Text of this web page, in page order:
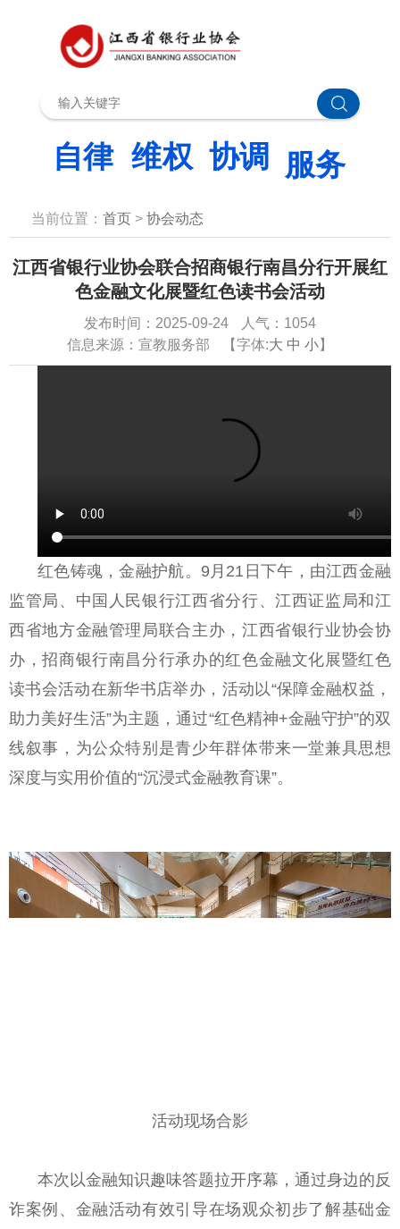
当前位置： 首页 > 协会动态
江西省银行业协会联合招商银行南昌分行开展红
色金融文化展暨红色读书会活动
发布时间：2025-09-24
人气：1054
信息来源：宣教服务部
【字体:大 中 小】
红色铸魂，金融护航。9月21日下午，由江西金融
监管局、中国人民银行江西省分行、江西证监局和江
西省地方金融管理局联合主办，江西省银行业协会协
办，招商银行南昌分行承办的红色金融文化展暨红色
读书会活动在新华书店举办，活动以“保障金融权益，
助力美好生活”为主题，通过“红色精神+金融守护”的双
线叙事，为公众特别是青少年群体带来一堂兼具思想
深度与实用价值的“沉浸式金融教育课”。
活动现场合影
本次以金融知识趣味答题拉开序幕，通过身边的反
诈案例、金融活动有效引导在场观众初步了解基础金